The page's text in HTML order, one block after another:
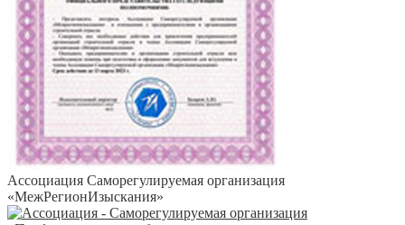
Ассоциация Саморегулируемая организация
«МежРегионИзыскания»